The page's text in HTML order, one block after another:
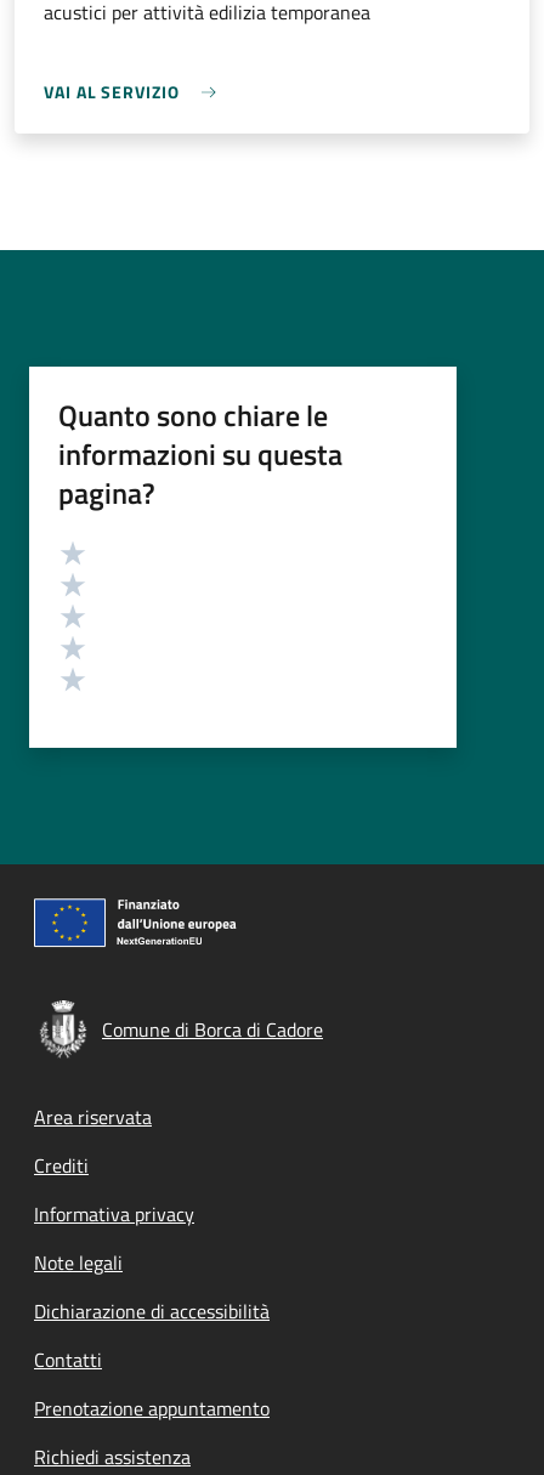
acustici per attività edilizia temporanea
VAI AL SERVIZIO
Quanto sono chiare le
informazioni su questa
pagina?
Valutazione
Comune di Borca di Cadore
Footer menu
Area riservata
Crediti
Informativa privacy
Note legali
Dichiarazione di accessibilità
Contatti
Prenotazione appuntamento
Richiedi assistenza